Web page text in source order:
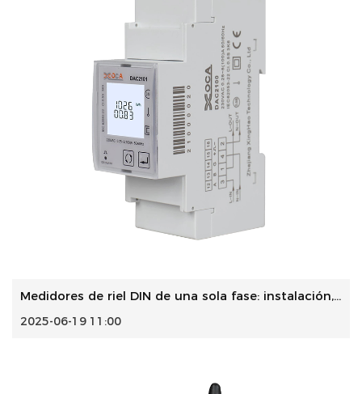
Medidores de riel DIN de una sola fase: instalación, soluc...
2025-06-19 11:00